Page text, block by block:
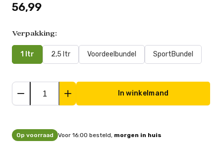
Verpakking:
1 ltr 2,5 ltr Voordeelbundel SportBundel
56,99
In winkelmand
Op voorraad Voor 16:00 besteld, morgen in huis